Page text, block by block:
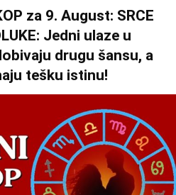
za 9. August: SRCE
Jedni ulaze u
drugu šansu, a
tešku istinu!